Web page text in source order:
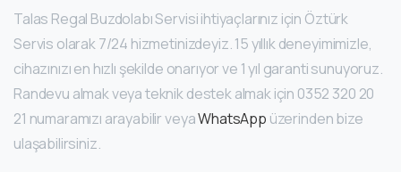
Talas Regal Buzdolabı Servisi ihtiyaçlarınız için Öztürk
Servis olarak 7/24 hizmetinizdeyiz. 15 yıllık deneyimimizle,
cihazınızı en hızlı şekilde onarıyor ve 1 yıl garanti sunuyoruz.
Randevu almak veya teknik destek almak için 0352 320 20
21 numaramızı arayabilir veyaWhatsApp üzerinden bize
ulaşabilirsiniz.